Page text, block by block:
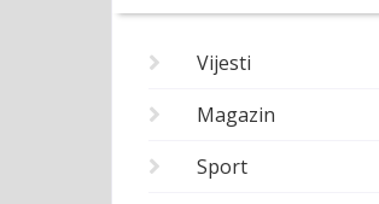
Vijesti
Magazin
Sport